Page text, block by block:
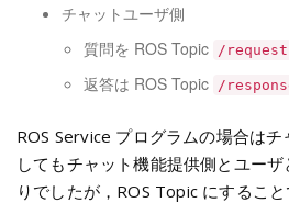
チャットユーザ側
質問を ROS Topic
/request
返答は ROS Topic
/
ROS Service プログラムの場合は
してもチャット機能提供側とユー
りでしたが，ROS Topic にするこ